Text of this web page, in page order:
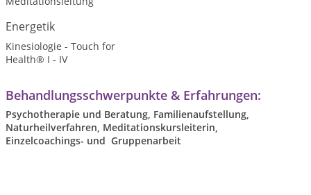
Energetik
Kinesiologie - Touch for
Health® I - IV
Behandlungsschwerpunkte & Erfahrungen:
Psychotherapie und Beratung, Familienaufstellung,
Naturheilverfahren, Meditationskursleiterin,
Einzelcoachings- und Gruppenarbeit